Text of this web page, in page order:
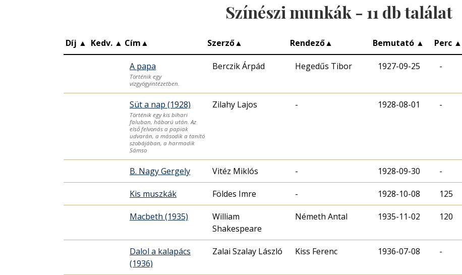
Színészi munkák - 11 db találat
Díj ▲ Kedv. ▲ Cím▲ Szerző▲ Rendező▲ Bemutató ▲ Perc ▲
A papa
Történik egy
vízgyógyintézetben.
Berczik Árpád Hegedűs Tibor 1927-09-25 -
Süt a nap (1928)
Történik egy kis bihari
faluban, háború után. Az
első felvonás a papiak
udvarán, a második a tanító
szobájában, a harmadik
Sámso
Zilahy Lajos - 1928-08-01 -
B. Nagy Gergely Vitéz Miklós - 1928-09-30 -
Kis muszkák Földes Imre - 1928-10-08 125
Macbeth (1935)
William
Shakespeare
Németh Antal 1935-11-02 120
Dalol a kalapács
(1936)
Zalai Szalay László Kiss Ferenc 1936-07-08 -